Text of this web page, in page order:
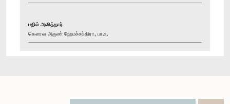
பதில் அளித்தார்
கௌரவ அருண் ஹேமச்சந்திரா, பா.உ.